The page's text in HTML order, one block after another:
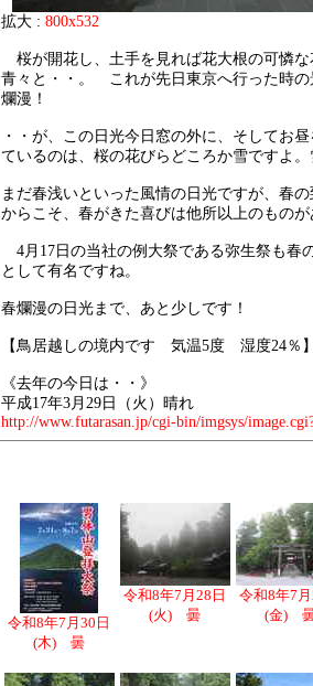
拡大 : 800x532
桜が開花し、土手を見れば花大根の可憐
青々と・・。 これが先日東京へ行った時の
爛漫！
・・が、この日光今日窓の外に、そしてお
ているのは、桜の花びらどころか雪ですよ。
まだ春浅いといった風情の日光ですが、春
からこそ、春がきた喜びは他所以上のもの
4月17日の当社の例大祭である弥生祭も春
として有名ですね。
春爛漫の日光まで、あと少しです！
【鳥居越しの境内です 気温5度 湿度24％
《去年の今日は・・》
平成17年3月29日（火）晴れ
http://www.futarasan.jp/cgi-bin/imgsys/
令和8年7月30日
(木) 曇
令和8年7月28日
(火) 曇
令和8年7
(金)